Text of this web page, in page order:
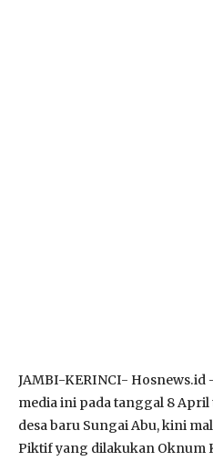
JAMBI-KERINCI- Hosnews.id
media ini pada tanggal 8
desa baru Sungai Abu, kini
Piktif yang dilakukan Oknum